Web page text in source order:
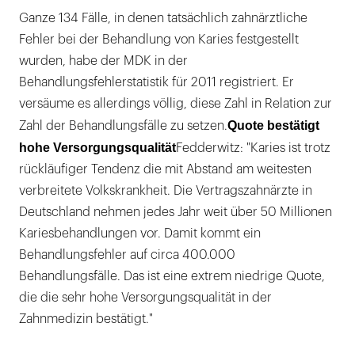
Ganze 134 Fälle, in denen tatsächlich zahnärztliche
Fehler bei der Behandlung von Karies festgestellt
wurden, habe der MDK in der
Behandlungsfehlerstatistik für 2011 registriert. Er
versäume es allerdings völlig, diese Zahl in Relation zur
Zahl der Behandlungsfälle zu setzen.Quote bestätigt
hohe VersorgungsqualitätFedderwitz: "Karies ist trotz
rückläufiger Tendenz die mit Abstand am weitesten
verbreitete Volkskrankheit. Die Vertragszahnärzte in
Deutschland nehmen jedes Jahr weit über 50 Millionen
Kariesbehandlungen vor. Damit kommt ein
Behandlungsfehler auf circa 400.000
Behandlungsfälle. Das ist eine extrem niedrige Quote,
die die sehr hohe Versorgungsqualität in der
Zahnmedizin bestätigt."